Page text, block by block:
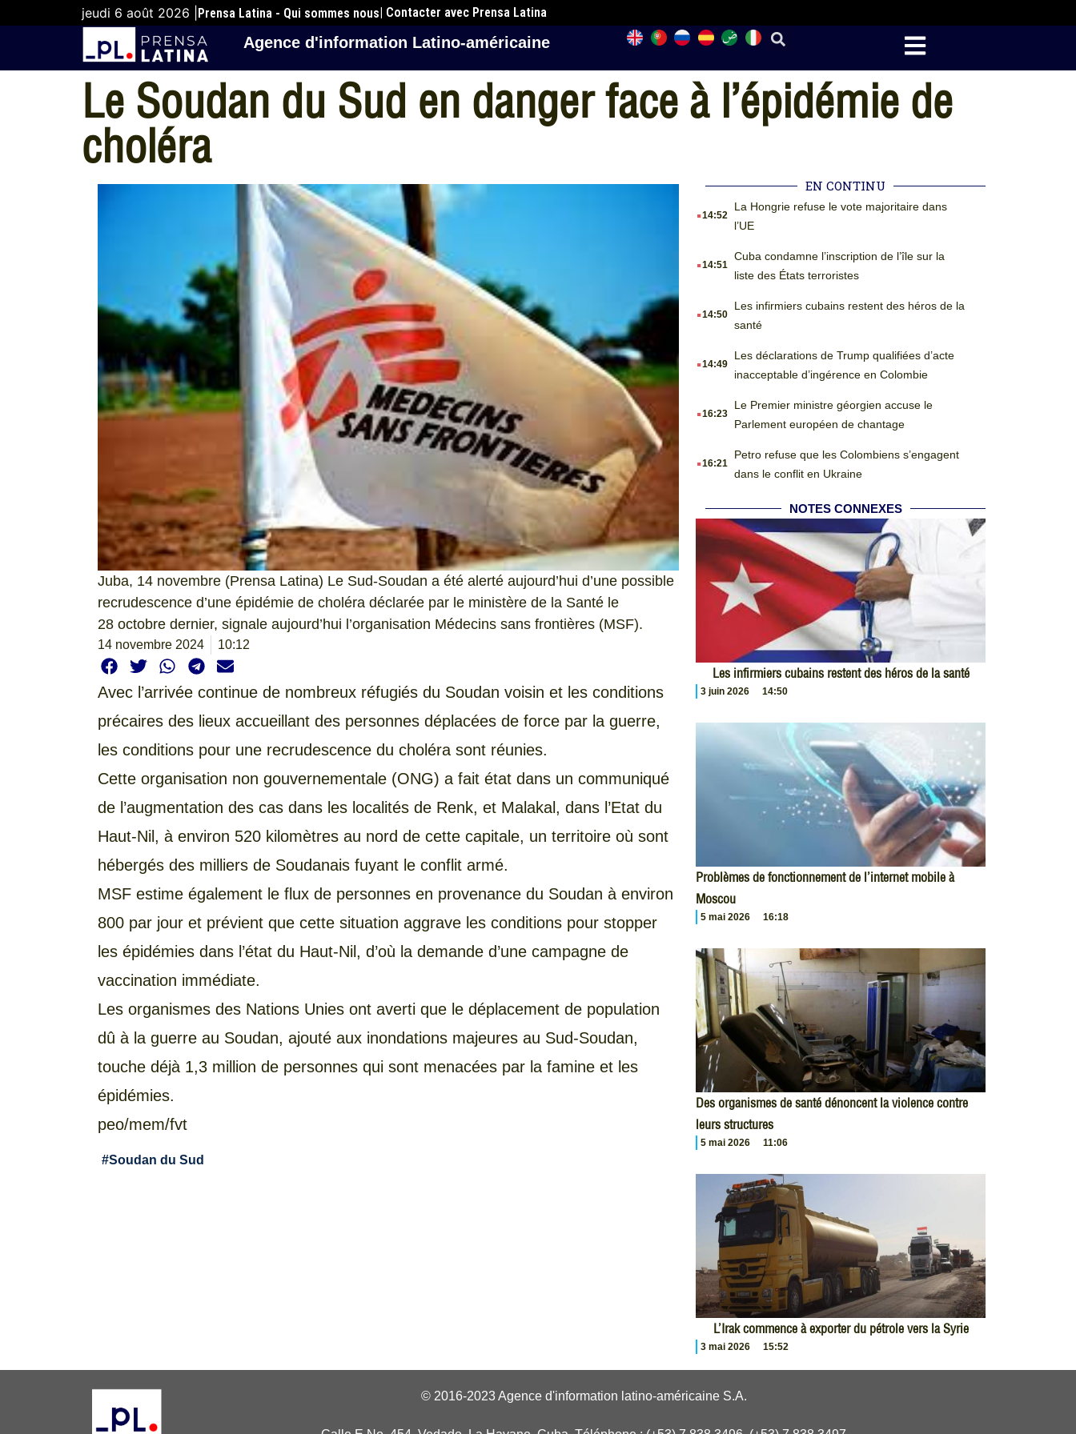
jeudi 6 août 2026 | Prensa Latina - Qui sommes nous| Contacter avec Prensa Latina
Agence d'information Latino-américaine
Le Soudan du Sud en danger face à l’épidémie de
choléra
Juba, 14 novembre (Prensa Latina) Le Sud-Soudan a été alerté aujourd’hui d’une possible
recrudescence d’une épidémie de choléra déclarée par le ministère de la Santé le
28 octobre dernier, signale aujourd’hui l’organisation Médecins sans frontières (MSF).
14 novembre 2024 10:12
Avec l’arrivée continue de nombreux réfugiés du Soudan voisin et les conditions
précaires des lieux accueillant des personnes déplacées de force par la guerre,
les conditions pour une recrudescence du choléra sont réunies.
Cette organisation non gouvernementale (ONG) a fait état dans un communiqué
de l’augmentation des cas dans les localités de Renk, et Malakal, dans l’Etat du
Haut-Nil, à environ 520 kilomètres au nord de cette capitale, un territoire où sont
hébergés des milliers de Soudanais fuyant le conflit armé.
MSF estime également le flux de personnes en provenance du Soudan à environ
800 par jour et prévient que cette situation aggrave les conditions pour stopper
les épidémies dans l’état du Haut-Nil, d’où la demande d’une campagne de
vaccination immédiate.
Les organismes des Nations Unies ont averti que le déplacement de population
dû à la guerre au Soudan, ajouté aux inondations majeures au Sud-Soudan,
touche déjà 1,3 million de personnes qui sont menacées par la famine et les
épidémies.
peo/mem/fvt
#Soudan du Sud
EN CONTINU
.14:52
La Hongrie refuse le vote majoritaire dans
l’UE
.14:51
Cuba condamne l’inscription de l’île sur la
liste des États terroristes
.14:50
Les infirmiers cubains restent des héros de la
santé
.14:49
Les déclarations de Trump qualifiées d’acte
inacceptable d’ingérence en Colombie
.16:23
Le Premier ministre géorgien accuse le
Parlement européen de chantage
.16:21
Petro refuse que les Colombiens s’engagent
dans le conflit en Ukraine
NOTES CONNEXES
Les infirmiers cubains restent des héros de la santé
3 juin 2026 14:50
Problèmes de fonctionnement de l’internet mobile à
Moscou
5 mai 2026 16:18
Des organismes de santé dénoncent la violence contre
leurs structures
5 mai 2026 11:06
L’Irak commence à exporter du pétrole vers la Syrie
3 mai 2026 15:52
© 2016-2023 Agence d'information latino-américaine S.A.